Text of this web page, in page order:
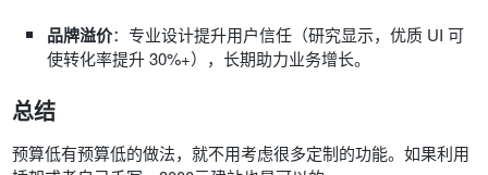
品牌溢价：专业设计提升用户信任（研究显示，优质 UI 可
使转化率提升 30%+），长期助力业务增长。
总结
预算低有预算低的做法，就不用考虑很多定制的功能。如果利用